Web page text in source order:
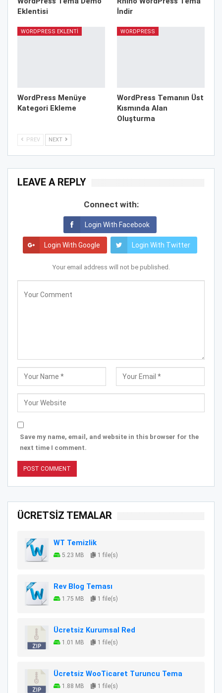
Eklentisi
İndir
WORDPRESS EKLENTI
WordPress Menüye
Kategori Ekleme
WORDPRESS
WordPress Temanın Üst
Kısmında Alan
Oluşturma
PREV NEXT
LEAVE A REPLY
Connect with:
Login With Facebook
Login With Google Login With Twitter
Your email address will not be published.
Save my name, email, and website in this browser for the
next time I comment.
ÜCRETSİZ TEMALAR
WT Temizlik
5.23 MB 1 file(s)
Rev Blog Teması
1.75 MB 1 file(s)
Ücretsiz Kurumsal Red
1.01 MB 1 file(s)
Ücretsiz WooTicaret Turuncu Tema
1.88 MB 1 file(s)